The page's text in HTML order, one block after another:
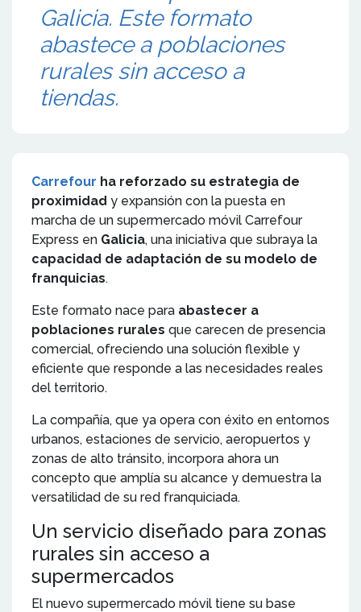
Galicia. Este formato
abastece a poblaciones
rurales sin acceso a
tiendas.
Carrefour ha reforzado su estrategia de
proximidad y expansión con la puesta en
marcha de un supermercado móvil Carrefour
Express en Galicia, una iniciativa que subraya la
capacidad de adaptación de su modelo de
franquicias.
Este formato nace para abastecer a
poblaciones rurales que carecen de presencia
comercial, ofreciendo una solución flexible y
eficiente que responde a las necesidades reales
del territorio.
La compañía, que ya opera con éxito en entornos
urbanos, estaciones de servicio, aeropuertos y
zonas de alto tránsito, incorpora ahora un
concepto que amplía su alcance y demuestra la
versatilidad de su red franquiciada.
Un servicio diseñado para zonas
rurales sin acceso a
supermercados
El nuevo supermercado móvil tiene su base